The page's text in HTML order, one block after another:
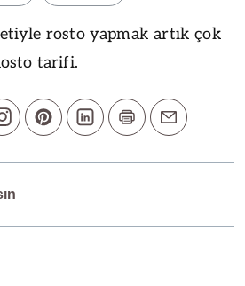
rosto yapmak artık çok
tarifi.